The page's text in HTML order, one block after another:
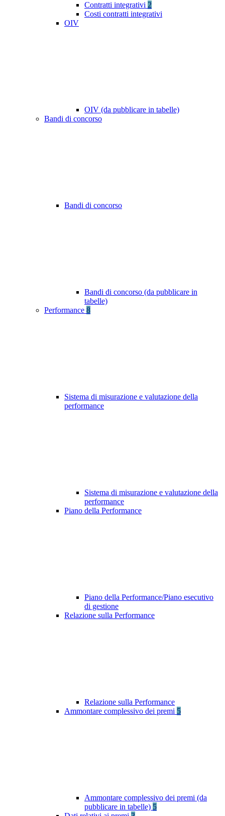
Contratti integrativi 2
Costi contratti integrativi
OIV
OIV (da pubblicare in tabelle)
Bandi di concorso
Bandi di concorso
Bandi di concorso (da pubblicare in
tabelle)
Performance 8
Sistema di misurazione e valutazione della
performance
Sistema di misurazione e valutazione della
performance
Piano della Performance
Piano della Performance/Piano esecutivo
di gestione
Relazione sulla Performance
Relazione sulla Performance
Ammontare complessivo dei premi 5
Ammontare complessivo dei premi (da
pubblicare in tabelle) 5